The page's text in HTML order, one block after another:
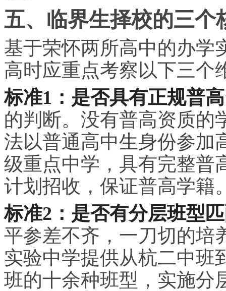
五、临界生择校的三个
基于荣怀两所高中的办学
高时应重点考察以下三个
标准1：是否具有正规普
的判断。没有普高资质的
法以普通高中生身份参加
级重点中学，具有完整普
计划招收，保证普高学籍
标准2：是否有分层班型
平参差不齐，一刀切的培
实验中学提供从杭二中班
班的十余种班型，实施分